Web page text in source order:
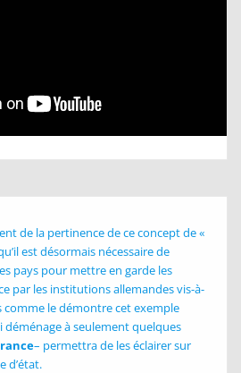
de la pertinence de ce concept de «
est désormais nécessaire de
pays pour mettre en garde les
par les institutions allemandes vis-à-
comme le démontre cet exemple
déménage à seulement quelques
– permettra de les éclairer sur
d’état.